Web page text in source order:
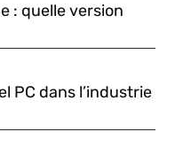
: quelle version
PC dans l’industrie